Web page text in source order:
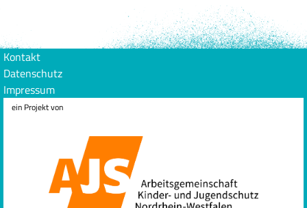
Kontakt
Datenschutz
Impressum
ein Projekt von